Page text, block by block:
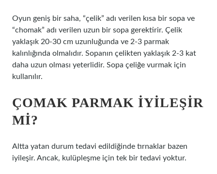
Oyun geniş bir saha, “çelik” adı verilen kısa bir sopa ve
“chomak” adı verilen uzun bir sopa gerektirir. Çelik
yaklaşık 20-30 cm uzunluğunda ve 2-3 parmak
kalınlığında olmalıdır. Sopanın çelikten yaklaşık 2-3 kat
daha uzun olması yeterlidir. Sopa çeliğe vurmak için
kullanılır.
ÇOMAK PARMAK IYILEŞIR
MI?
Altta yatan durum tedavi edildiğinde tırnaklar bazen
iyileşir. Ancak, kulüpleşme için tek bir tedavi yoktur.